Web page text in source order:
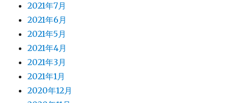
2021年7月
2021年6月
2021年5月
2021年4月
2021年3月
2021年1月
2020年12月